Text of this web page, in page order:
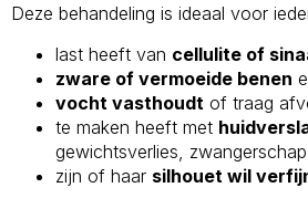
Deze behandeling is ideaal voor
last heeft van cellulite of
zware of vermoeide benen
vocht vasthoudt of traag
te maken heeft met
gewichtsverlies,
zijn of haar silhouet wil